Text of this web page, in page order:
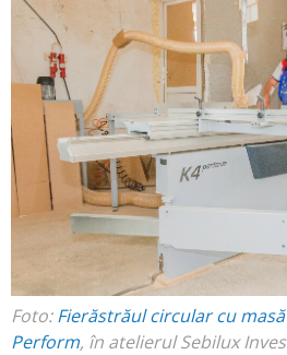
Foto:Fierăstrăul circular cu
Perform, în atelierul Sebilux